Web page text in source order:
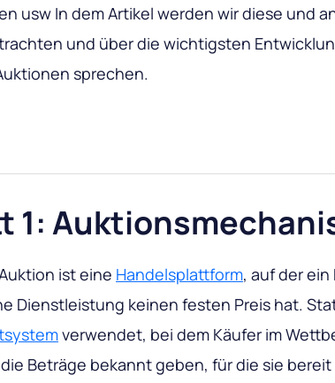
usw In dem Artikel werden wir diese und
und über die wichtigsten
sprechen.
1:
ist eine Handelsplattform, auf der
Dienstleistung keinen festen Preis hat.
verwendet, bei dem Käufer im
Beträge bekannt geben, für die sie bereit